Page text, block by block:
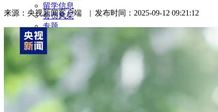
留学信息
会员风采
专题
海归故事
服务社会
每周访谈
新闻回音
留学生杂志
来源：央视新闻客户端 | 发布时间：2025-09-12 09:21:12